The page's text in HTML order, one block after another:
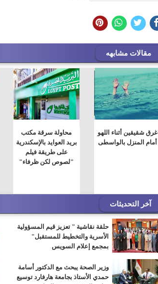
مقالات مشابهه
غرق شقيقين أثناء اللهو
أمام المنزل بالواسطى
محاولة سرقة مكتب
بريد العوايد بالإسكندرية
على طريقة فيلم
"لصوص لكن ظرفاء"
آخر التحديثات
حلقة نقاشية " تعزيز قيم المسؤولية
الأسرية والتخطيط للمستقبل"
بمجمع إعلام السويس
وزير الصحة يبحث مع الدكتور أسامة
حمدي الأستاذ بجامعة هارفارد توسيع